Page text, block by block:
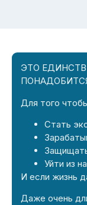
ЭТО
Для того
Стать
Уйти из
И если жизнь
Даже очень